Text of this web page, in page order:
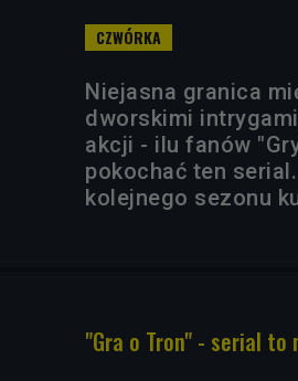
Niejasna granica
dworskimi
akcji - ilu fanów
pokochać ten
kolejnego sezonu
"Gra o Tron" - serial to